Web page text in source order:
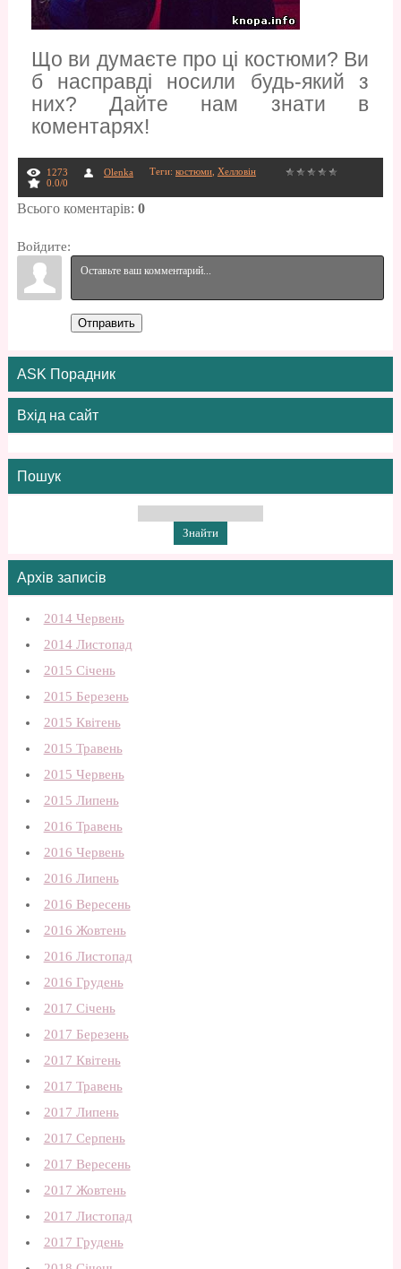
Що ви думаєте про ці костюми? Ви
б насправді носили будь-який з
них? Дайте нам знати в
коментарях!
1273 Olenka Теги: костюми, Хелловін
0.0/0
Всього коментарів: 0
Войдите:
Отправить
ASK Порадник
Вхід на сайт
Пошук
Архів записів
2014 Червень
2014 Листопад
2015 Січень
2015 Березень
2015 Квітень
2015 Травень
2015 Червень
2015 Липень
2016 Травень
2016 Червень
2016 Липень
2016 Вересень
2016 Жовтень
2016 Листопад
2016 Грудень
2017 Січень
2017 Березень
2017 Квітень
2017 Травень
2017 Липень
2017 Серпень
2017 Вересень
2017 Жовтень
2017 Листопад
2017 Грудень